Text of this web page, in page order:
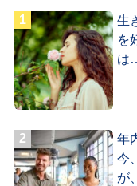
生
を
は
年
今
が